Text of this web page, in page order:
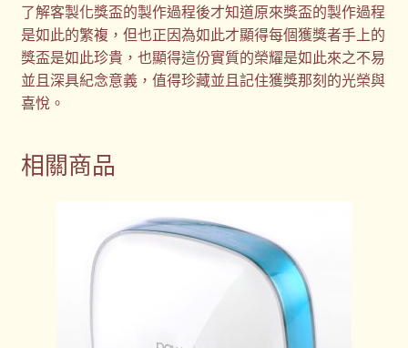
了解客製化獎盃的製作過程後才知道原來獎盃的製作過程
是如此的繁複，但也正因為如此才顯得每個獲獎者手上的
獎盃是如此珍貴，也顯得這份實質的榮耀是如此來之不易
並且深具紀念意義，值得珍藏並且記住獲獎那刻的光榮與
喜悅。
相關商品